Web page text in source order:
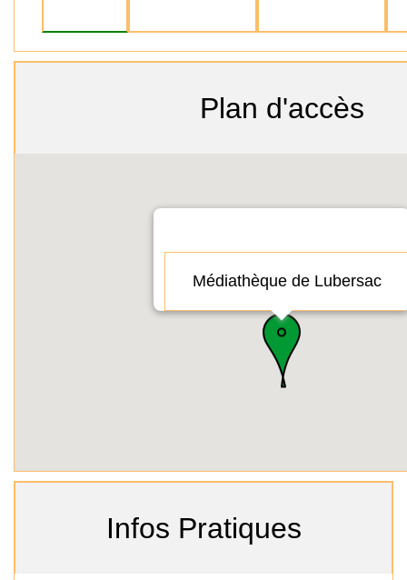
Plan d'accès
Médiathèque de Lubersac
Infos Pratiques